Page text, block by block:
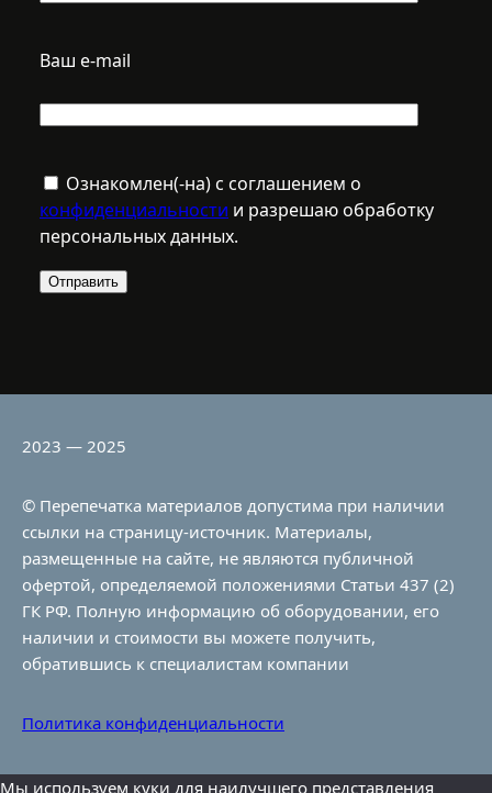
Ваш e-mail
Ознакомлен(-на) с соглашением о
конфиденциальности и разрешаю обработку
персональных данных.
2023 — 2025
© Перепечатка материалов допустима при наличии
ссылки на страницу-источник. Материалы,
размещенные на сайте, не являются публичной
офертой, определяемой положениями Статьи 437 (2)
ГК РФ. Полную информацию об оборудовании, его
наличии и стоимости вы можете получить,
обратившись к специалистам компании
Политика конфиденциальности
Мы используем куки для наилучшего представления